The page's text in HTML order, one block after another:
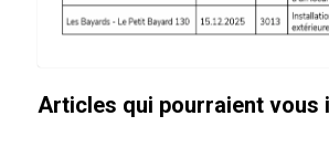
Articles qui pourraient vous